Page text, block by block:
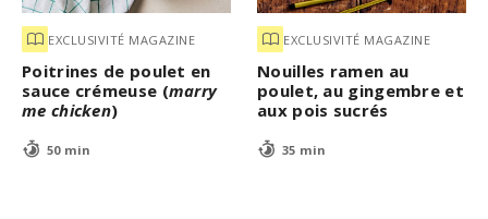
EXCLUSIVITÉ MAGAZINE
Poitrines de poulet en
sauce crémeuse (marry
me chicken)
50 min
EXCLUSIVITÉ MAGAZINE
Nouilles ramen au
poulet, au gingembre et
aux pois sucrés
35 min